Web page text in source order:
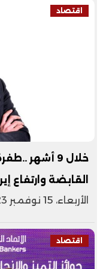
اقتصاد
خلال 9 أشهر
القابضة وارتفاع إيرادتها لـ 3
الأربعاء، 15 نوفمبر 2023 10:35 ص
اقتصاد